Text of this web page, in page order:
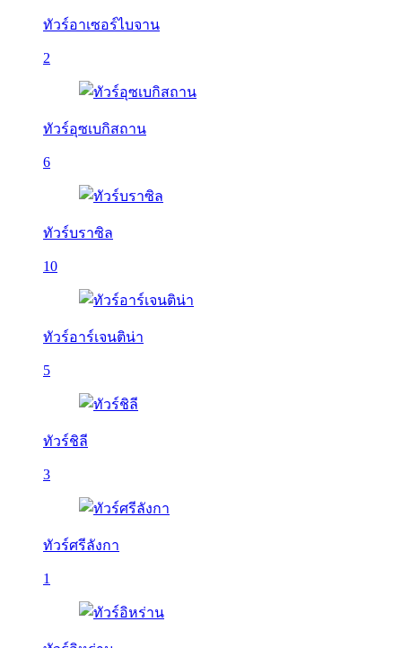
ทัวร์อาเซอร์ไบจาน
2
ทัวร์อุซเบกิสถาน
6
ทัวร์บราซิล
10
ทัวร์อาร์เจนติน่า
5
ทัวร์ชิลี
3
ทัวร์ศรีลังกา
1